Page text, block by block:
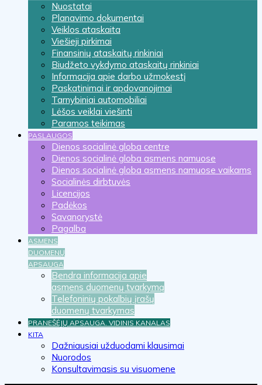
Nuostatai
Planavimo dokumentai
Veiklos ataskaita
Viešieji pirkimai
Finansinių ataskaitų rinkiniai
Biudžeto vykdymo ataskaitų rinkiniai
Informacija apie darbo užmokestį
Paskatinimai ir apdovanojimai
Tarnybiniai automobiliai
Lėšos veiklai viešinti
Paramos teikimas
PASLAUGOS
Dienos socialinė globa centre
Dienos socialinė globa asmens namuose
Dienos socialinė globa asmens namuose vaikams
Socialinės dirbtuvės
Licencijos
Padėkos
Savanorystė
Pagalba
ASMENS
DUOMENŲ
APSAUGA
Bendra informacija apie
asmens duomenų tvarkymą
Telefoninių pokalbių įrašų
duomenų tvarkymas
PRANEŠĖJŲ APSAUGA. VIDINIS KANALAS
KITA
Dažniausiai užduodami klausimai
Nuorodos
Konsultavimasis su visuomene